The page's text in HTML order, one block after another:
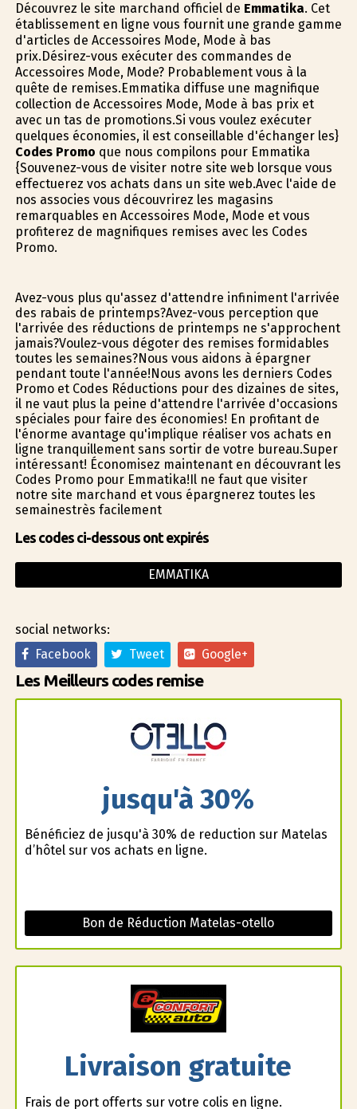
Découvrez le site marchand officiel de Emmatika. Cet
établissement en ligne vous fournit une grande gamme
d'articles de Accessoires Mode, Mode à bas
prix.Désirez-vous exécuter des commandes de
Accessoires Mode, Mode? Probablement vous à la
quête de remises.Emmatika diffuse une magnifique
collection de Accessoires Mode, Mode à bas prix et
avec un tas de promotions.Si vous voulez exécuter
quelques économies, il est conseillable d'échanger les}
Codes Promo que nous compilons pour Emmatika
{Souvenez-vous de visiter notre site web lorsque vous
effectuerez vos achats dans un site web.Avec l'aide de
nos associes vous découvrirez les magasins
remarquables en Accessoires Mode, Mode et vous
profiterez de magnifiques remises avec les Codes
Promo.
Avez-vous plus qu'assez d'attendre infiniment l'arrivée
des rabais de printemps?Avez-vous perception que
l'arrivée des réductions de printemps ne s'approchent
jamais?Voulez-vous dégoter des remises formidables
toutes les semaines?Nous vous aidons à épargner
pendant toute l'année!Nous avons les derniers Codes
Promo et Codes Réductions pour des dizaines de sites,
il ne vaut plus la peine d'attendre l'arrivée d'occasions
spéciales pour faire des économies! En profitant de
l'énorme avantage qu'implique réaliser vos achats en
ligne tranquillement sans sortir de votre bureau.Super
intéressant! Économisez maintenant en découvrant les
Codes Promo pour Emmatika!Il ne faut que visiter
notre site marchand et vous épargnerez toutes les
semainestrès facilement
Les codes ci-dessous ont expirés
EMMATIKA
social networks:
Facebook
Tweet Google+
Les Meilleurs codes remise
jusqu'à 30%
Bénéficiez de jusqu'à 30% de reduction sur Matelas
d’hôtel sur vos achats en ligne.
Bon de Réduction Matelas-otello
Livraison gratuite
Frais de port offerts sur votre colis en ligne.